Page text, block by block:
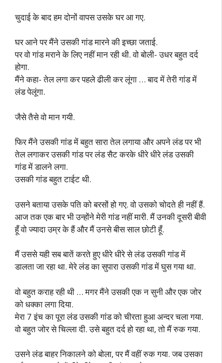
चुदाई के बाद हम दोनों वापस उसके घर आ गए.
घर आने पर मैंने उसकी गांड मारने की इच्छा जताई.
पर वो गांड मराने के लिए नहीं मान रही थी. वो बोली- उधर बहुत दर्द
होगा.
मैंने कहा- तेल लगा कर पहले ढीली कर लूंगा … बाद में तेरी गांड में
लंड पेलूंगा.
जैसे तैसे वो मान गयी.
फिर मैंने उसकी गांड में बहुत सारा तेल लगाया और अपने लंड पर भी
तेल लगाकर उसकी गांड पर लंड सैट करके धीरे धीरे लंड उसकी
गांड में डालने लगा.
उसकी गांड बहुत टाईट थी.
उसने बताया उसके पति को बरसों हो गए. वो उसको चोदते ही नहीं हैं.
आज तक एक बार भी उन्होंने मेरी गांड नहीं मारी. मैं उनकी दूसरी बीवी
हूँ वो ज्यादा उम्र के हैं और मैं उनसे बीस साल छोटी हूँ.
मैं उससे यही सब बातें करते हुए धीरे धीरे से लंड उसकी गांड में
डालता जा रहा था. मेरे लंड का सुपारा उसकी गांड में घुस गया था.
वो बहुत कराह रही थी … मगर मैंने उसकी एक न सुनी और एक जोर
को धक्का लगा दिया.
मेरा 7 इंच का पूरा लंड उसकी गांड को चीरता हुआ अन्दर चला गया.
वो बहुत जोर से चिल्ला दी. उसे बहुत दर्द हो रहा था, तो मैं रुक गया.
उसने लंड बाहर निकालने को बोला, पर मैं वहीं रुक गया. जब उसका